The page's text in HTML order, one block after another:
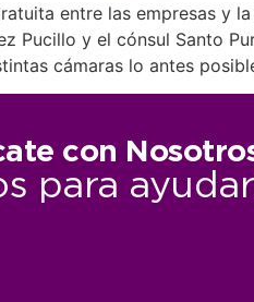
entre las empresas y
Pucillo y el cónsul Santo
cámaras lo antes
con
para